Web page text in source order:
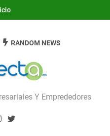
Y Emprededores
RANDOM NEWS